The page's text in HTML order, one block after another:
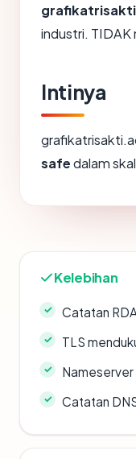
industri.
Intinya
safedalam
Kelebihan
Catatan
TLS
Catatan